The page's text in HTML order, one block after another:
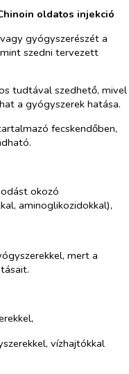
oldatos injekció
gyógyszerészét a
szedni tervezett
tudtával szedhető, mivel
a gyógyszerek hatása.
fecskendőben,
okozó
aminoglikozidokkal),
mert a
vízhajtókkal